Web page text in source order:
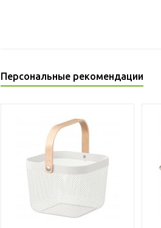
Персональные рекомендации